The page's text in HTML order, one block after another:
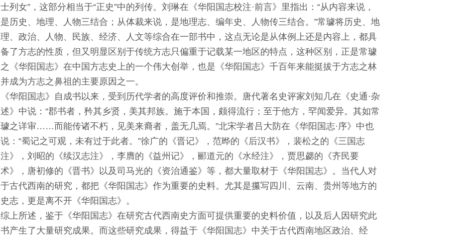
士列女”，这部分相当于“正史”中的列传。刘琳在《华阳国志校注·前言》里指出：“从内容来说，
是历史、地理、人物三结合；从体裁来说，是地理志、编年史、人物传三结合。”常璩将历史、地
理、政治、人物、民族、经济、人文等综合在一部书中，这点无论是从体例上还是内容上，都具
备了方志的性质，但又明显区别于传统方志只偏重于记载某一地区的特点，这种区别，正是常璩
之《华阳国志》在中国方志史上的一个伟大创举，也是《华阳国志》千百年来能挺拔于方志之林
并成为方志之鼻祖的主要原因之一。
《华阳国志》自成书以来，受到历代学者的高度评价和推崇。唐代著名史评家刘知几在《史通·杂
述》中说：“郡书者，矜其乡贤，美其邦族。施于本国，颇得流行；至于他方，罕闻爱异。其如常
璩之详审……而能传诸不朽，见美来裔者，盖无几焉。”北宋学者吕大防在《华阳国志·序》中也
说：“蜀记之可观，未有过于此者。”徐广的《晋记》，范晔的《后汉书》，裴松之的《三国志
注》，刘昭的《续汉志注》，李膺的《益州记》，郦道元的《水经注》，贾思勰的《齐民要
术》，唐初修的《晋书》以及司马光的《资治通鉴》等，都大量取材于《华阳国志》。当代人对
于古代西南的研究，都把《华阳国志》作为重要的史料。尤其是攥写四川、云南、贵州等地方的
史志，更是离不开《华阳国志》。
综上所述，鉴于《华阳国志》在研究古代西南史方面可提供重要的史料价值，以及后人因研究此
书产生了大量研究成果。而这些研究成果，得益于《华阳国志》中关于古代西南地区政治、经